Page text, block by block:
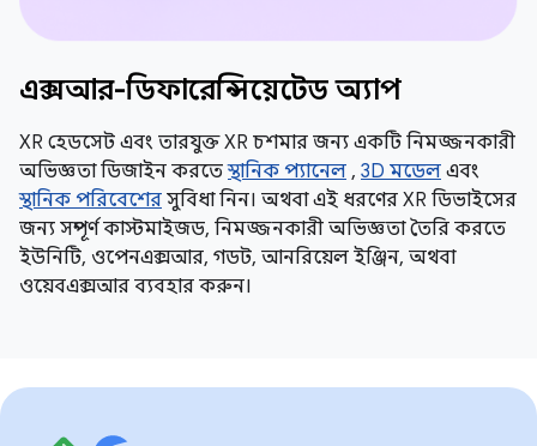
এক্সআর-ডিফারেন্সিয়েটেড অ্যাপ
XR হেডসেট এবং তারযুক্ত XR চশমার জন্য একটি নিমজ্জনকারী
অভিজ্ঞতা ডিজাইন করতেস্থানিক প্যানেল , 3D মডেল এবং
স্থানিক পরিবেশের সুবিধা নিন। অথবা এই ধরণের XR ডিভাইসের
জন্য সম্পূর্ণ কাস্টমাইজড, নিমজ্জনকারী অভিজ্ঞতা তৈরি করতে
ইউনিটি, ওপেনএক্সআর, গডট, আনরিয়েল ইঞ্জিন, অথবা
ওয়েবএক্সআর ব্যবহার করুন।